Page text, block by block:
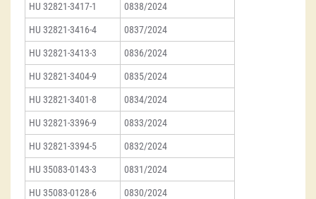
HU 32821-3417-1 0838/2024
HU 32821-3416-4 0837/2024
HU 32821-3413-3 0836/2024
HU 32821-3404-9 0835/2024
HU 32821-3401-8 0834/2024
HU 32821-3396-9 0833/2024
HU 32821-3394-5 0832/2024
HU 35083-0143-3 0831/2024
HU 35083-0128-6 0830/2024